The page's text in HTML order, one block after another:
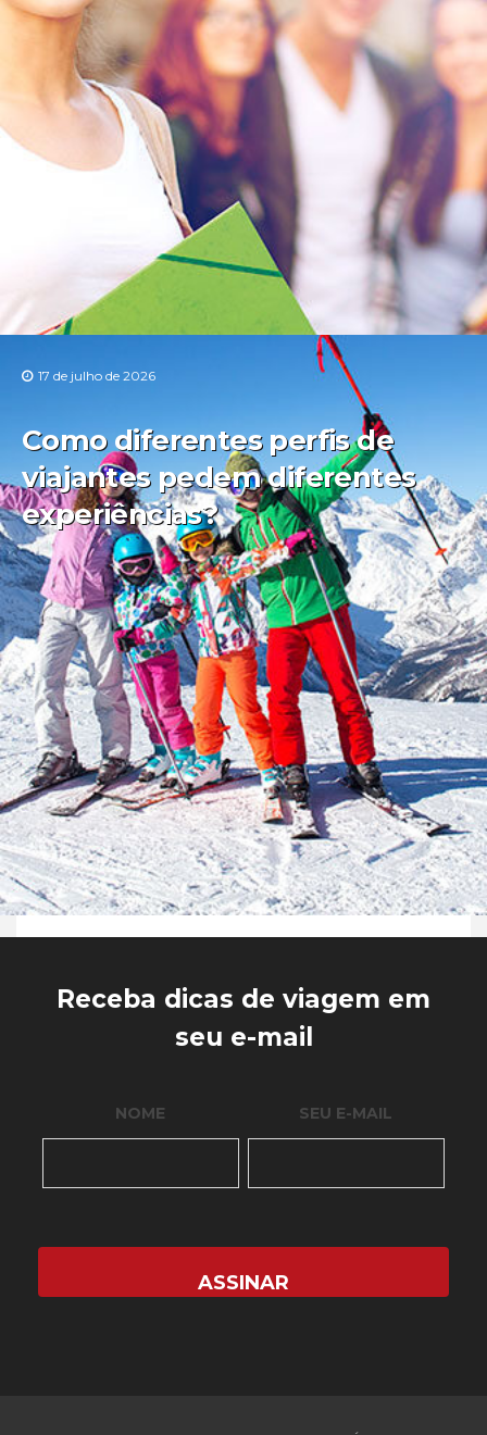
17 de julho de 2026
Como diferentes perfis de
viajantes pedem diferentes
experiências?
Receba dicas de viagem em
seu e-mail
NOME SEU E-MAIL